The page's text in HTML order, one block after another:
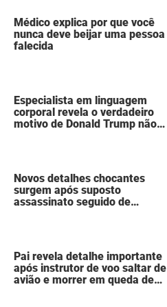
Médico explica por que você
nunca deve beijar uma pessoa
falecida
Especialista em linguagem
corporal revela o verdadeiro
motivo de Donald Trump não
Novos detalhes chocantes
surgem após suposto
assassinato seguido de
Pai revela detalhe importante
após instrutor de voo saltar de
avião e morrer em queda de